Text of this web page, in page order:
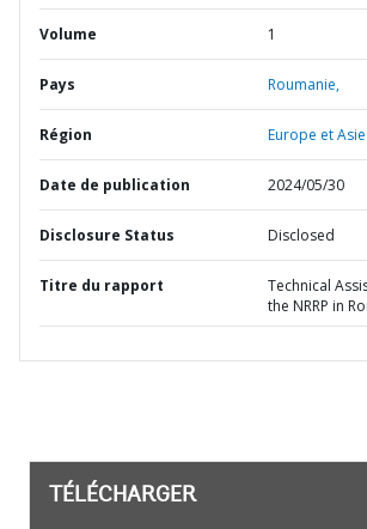
Volume 1
Pays Roumanie,
Région Europe et
Date de publication 2024/05/30
Disclosure Status Disclosed
Titre du rapport
Technical
the NRRP in
TÉLÉCHARGER